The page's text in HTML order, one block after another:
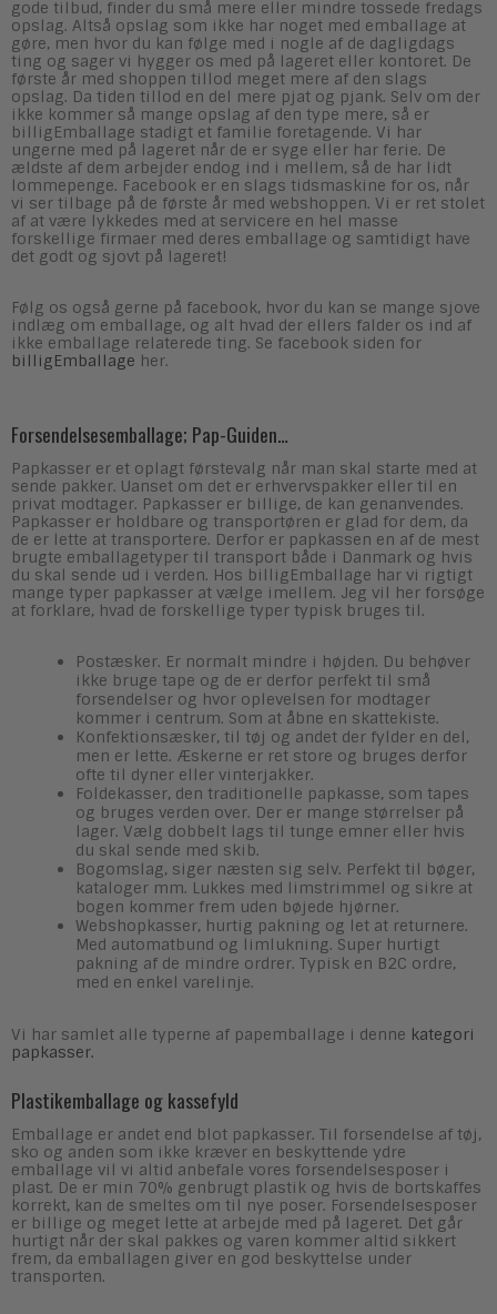
gode tilbud, finder du små mere eller mindre tossede fredags
opslag. Altså opslag som ikke har noget med emballage at
gøre, men hvor du kan følge med i nogle af de dagligdags
ting og sager vi hygger os med på lageret eller kontoret. De
første år med shoppen tillod meget mere af den slags
opslag. Da tiden tillod en del mere pjat og pjank. Selv om der
ikke kommer så mange opslag af den type mere, så er
billigEmballage stadigt et familie foretagende. Vi har
ungerne med på lageret når de er syge eller har ferie. De
ældste af dem arbejder endog ind i mellem, så de har lidt
lommepenge. Facebook er en slags tidsmaskine for os, når
vi ser tilbage på de første år med webshoppen. Vi er ret stolet
af at være lykkedes med at servicere en hel masse
forskellige firmaer med deres emballage og samtidigt have
det godt og sjovt på lageret!
Følg os også gerne på facebook, hvor du kan se mange sjove
indlæg om emballage, og alt hvad der ellers falder os ind af
ikke emballage relaterede ting. Se facebook siden for
billigEmballage her.
Forsendelsesemballage; Pap-Guiden…
Papkasser er et oplagt førstevalg når man skal starte med at
sende pakker. Uanset om det er erhvervspakker eller til en
privat modtager. Papkasser er billige, de kan genanvendes.
Papkasser er holdbare og transportøren er glad for dem, da
de er lette at transportere. Derfor er papkassen en af de mest
brugte emballagetyper til transport både i Danmark og hvis
du skal sende ud i verden. Hos billigEmballage har vi rigtigt
mange typer papkasser at vælge imellem. Jeg vil her forsøge
at forklare, hvad de forskellige typer typisk bruges til.
Postæsker. Er normalt mindre i højden. Du behøver
ikke bruge tape og de er derfor perfekt til små
forsendelser og hvor oplevelsen for modtager
kommer i centrum. Som at åbne en skattekiste.
Konfektionsæsker, til tøj og andet der fylder en del,
men er lette. Æskerne er ret store og bruges derfor
ofte til dyner eller vinterjakker.
Foldekasser, den traditionelle papkasse, som tapes
og bruges verden over. Der er mange størrelser på
lager. Vælg dobbelt lags til tunge emner eller hvis
du skal sende med skib.
Bogomslag, siger næsten sig selv. Perfekt til bøger,
kataloger mm. Lukkes med limstrimmel og sikre at
bogen kommer frem uden bøjede hjørner.
Webshopkasser, hurtig pakning og let at returnere.
Med automatbund og limlukning. Super hurtigt
pakning af de mindre ordrer. Typisk en B2C ordre,
med en enkel varelinje.
Vi har samlet alle typerne af papemballage i denne kategori
papkasser.
Plastikemballage og kassefyld
Emballage er andet end blot papkasser. Til forsendelse af tøj,
sko og anden som ikke kræver en beskyttende ydre
emballage vil vi altid anbefale vores forsendelsesposer i
plast. De er min 70% genbrugt plastik og hvis de bortskaffes
korrekt, kan de smeltes om til nye poser. Forsendelsesposer
er billige og meget lette at arbejde med på lageret. Det går
hurtigt når der skal pakkes og varen kommer altid sikkert
frem, da emballagen giver en god beskyttelse under
transporten.